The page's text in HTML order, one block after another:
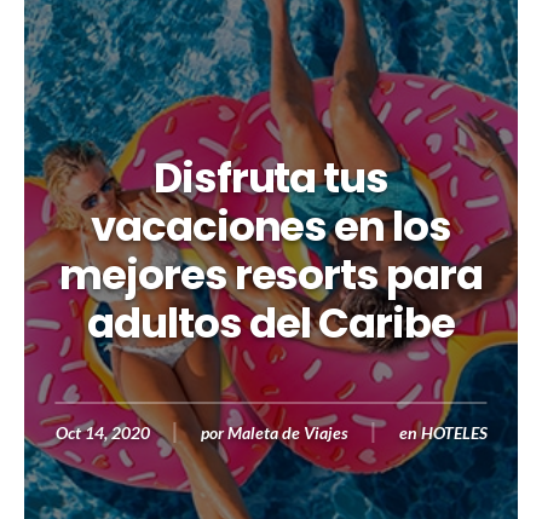
Disfruta tus
vacaciones en los
mejores resorts para
adultos del Caribe
Oct 14, 2020 por Maleta de Viajes en HOTELES